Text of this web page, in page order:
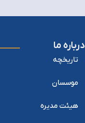
درباره ما
تاریخچه
موسسان
هیئت مدیره